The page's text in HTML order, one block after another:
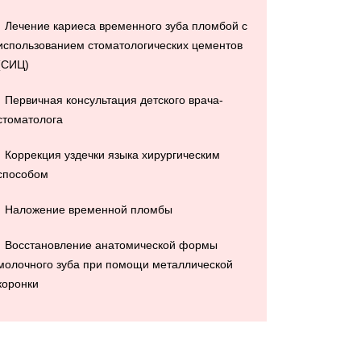
Лечение кариеса временного зуба пломбой с
стоматологических цементов
Первичная консультация детского врача-
Коррекция уздечки языка хирургическим
Наложение временной пломбы
Восстановление анатомической формы
зуба при помощи металлической